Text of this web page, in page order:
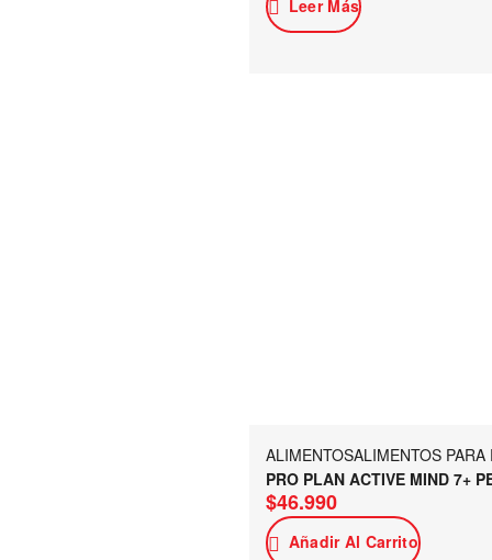
Leer Más
ALIMENTOSALIMENTOS PARA
PRO PLAN ACTIVE MIND 7+
$46.990
Añadir Al Carrito